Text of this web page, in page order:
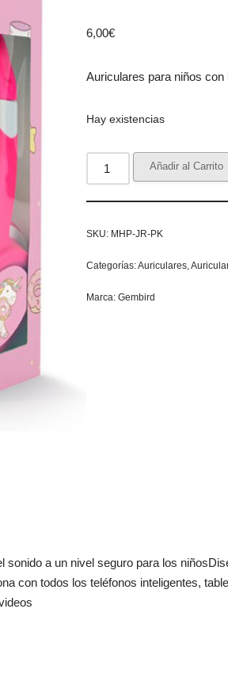
6,00€
Auriculares para niños
Hay existencias
Añadir al Carrito
SKU: MHP-JR-PK
Categorías:Auriculares,
Marca:Gembird
a un nivel seguro para los
con todos los teléfonos inteligentes,